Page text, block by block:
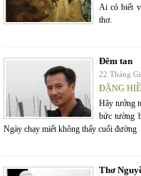
Ai có biết
thơ.
Đêm tan
22 Tháng
ĐẶNG
Hãy tưởng
bức tường
Ngày chạy miết không thấy cuối đường
Thơ